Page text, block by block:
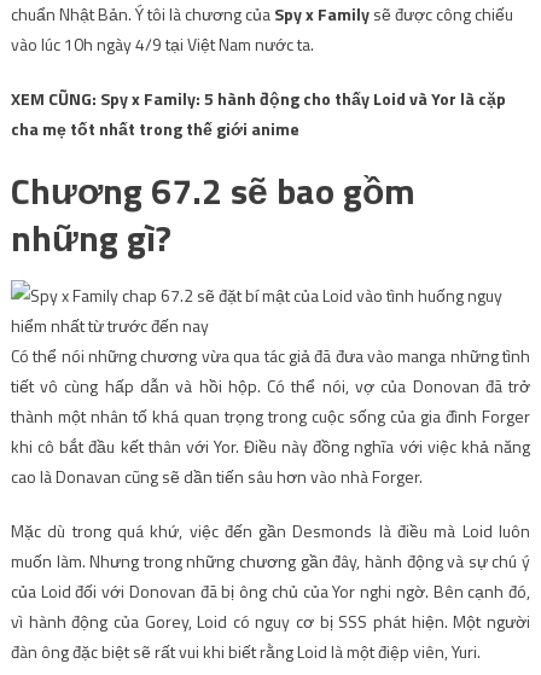
chuẩn Nhật Bản. Ý tôi là chương củaSpy x Familysẽ được công chiếu
vào lúc 10h ngày 4/9 tại Việt Nam nước ta.
XEM CŨNG: Spy x Family: 5 hành động cho thấy Loid và Yor là cặp
cha mẹ tốt nhất trong thế giới anime
Chương 67.2 sẽ bao gồm
những gì?
Có thể nói những chương vừa qua tác giả đã đưa vào manga những tình
tiết vô cùng hấp dẫn và hồi hộp. Có thể nói, vợ của Donovan đã trở
thành một nhân tố khá quan trọng trong cuộc sống của gia đình Forger
khi cô bắt đầu kết thân với Yor. Điều này đồng nghĩa với việc khả năng
cao là Donavan cũng sẽ dần tiến sâu hơn vào nhà Forger.
Mặc dù trong quá khứ, việc đến gần Desmonds là điều mà Loid luôn
muốn làm. Nhưng trong những chương gần đây, hành động và sự chú ý
của Loid đối với Donovan đã bị ông chủ của Yor nghi ngờ. Bên cạnh đó,
vì hành động của Gorey, Loid có nguy cơ bị SSS phát hiện. Một người
đàn ông đặc biệt sẽ rất vui khi biết rằng Loid là một điệp viên, Yuri.